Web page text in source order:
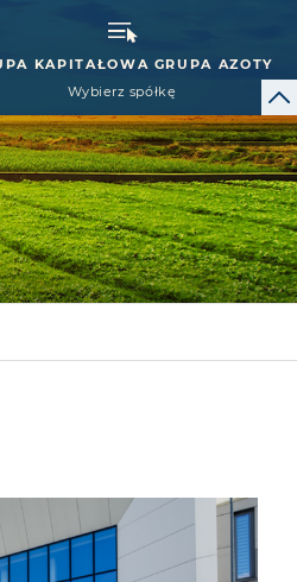
KAPITAŁOWA GRUPA AZOTY
Wybierz spółkę